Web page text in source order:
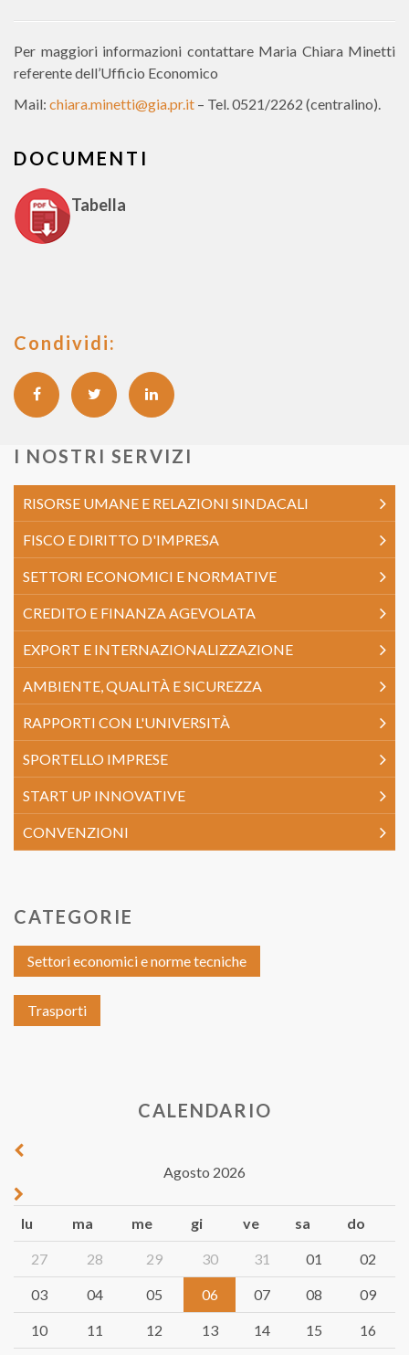
Per maggiori informazioni contattare Maria Chiara Minetti
referente dell’Ufficio Economico
Mail: chiara.minetti@gia.pr.it – Tel. 0521/2262 (centralino).
DOCUMENTI
Tabella
Condividi:
I NOSTRI SERVIZI
RISORSE UMANE E RELAZIONI SINDACALI
FISCO E DIRITTO D'IMPRESA
SETTORI ECONOMICI E NORMATIVE
CREDITO E FINANZA AGEVOLATA
EXPORT E INTERNAZIONALIZZAZIONE
AMBIENTE, QUALITÀ E SICUREZZA
RAPPORTI CON L'UNIVERSITÀ
SPORTELLO IMPRESE
START UP INNOVATIVE
CONVENZIONI
CATEGORIE
Settori economici e norme tecniche
Trasporti
CALENDARIO
Agosto 2026
lu ma me gi ve sa do
27 28 29 30 31 01 02
03 04 05 06 07 08 09
10 11 12 13 14 15 16